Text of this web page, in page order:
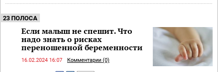
23 ПОЛОСА
Если малыш не спешит. Что
надо знать о рисках
переношенной беременности
16.02.2024 16:07 Комментарии (0)